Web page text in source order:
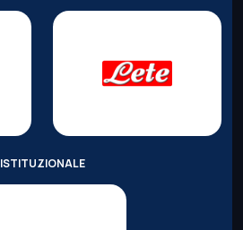
ISTITUZIONALE